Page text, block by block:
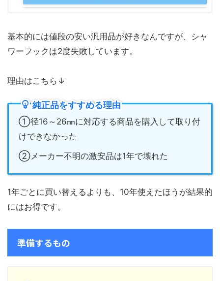
基本的には値段の安い汎用品が好きなんですが、シャ
ワーフックは2度失敗しています。
理由はこちら↓
純正品をすすめる理由
①径16～26㎜に対応する商品を購入して取り付
けできなかった
②メーカー不明の激安品は1年で壊れた
1年ごとに買い替えるよりも、10年使えたほうが結果的
にはお得です。
準備するもの